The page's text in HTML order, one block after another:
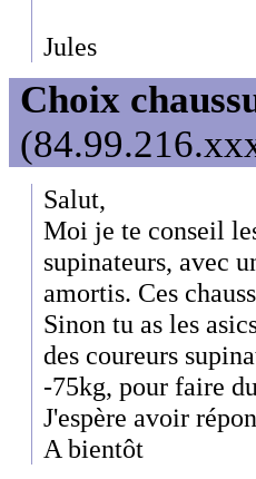
Jules
Choix
Salut,
Moi je te conseil
supinateurs, avec
amortis. Ces
Sinon tu as les
des coureurs
-75kg, pour faire
J'espère avoir
A bientôt